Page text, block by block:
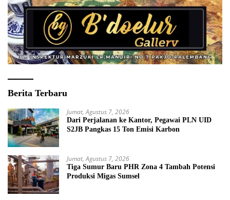
Berita Terbaru
Jumat, Agustus 7, 2026
Dari Perjalanan ke Kantor, Pegawai PLN UID
S2JB Pangkas 15 Ton Emisi Karbon
Jumat, Agustus 7, 2026
Tiga Sumur Baru PHR Zona 4 Tambah Potensi
Produksi Migas Sumsel